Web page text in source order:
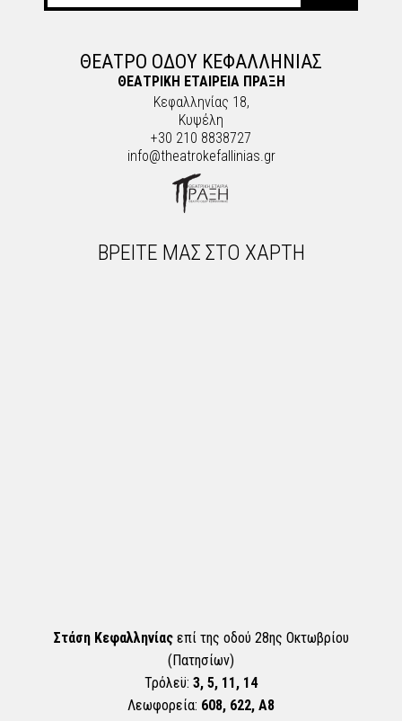
ΘΕΑΤΡΟ ΟΔΟΥ ΚΕΦΑΛΛΗΝΙΑΣ
ΘΕΑΤΡΙΚΗ ΕΤΑΙΡΕΙΑ ΠΡΑΞΗ
Κεφαλληνίας 18,
Κυψέλη
+30 210 8838727
info@theatrokefallinias.gr
ΒΡΕΙΤΕ ΜΑΣ ΣΤΟ ΧΑΡΤΗ
Στάση Κεφαλληνίας επί της οδού 28ης Οκτωβρίου
(Πατησίων)
Τρόλεϋ: 3, 5, 11, 14
Λεωφορεία: 608, 622, Α8